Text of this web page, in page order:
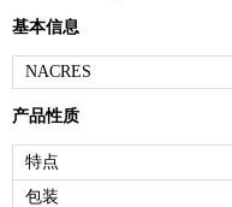
基本信息
NACRES
产品性质
特点
包装